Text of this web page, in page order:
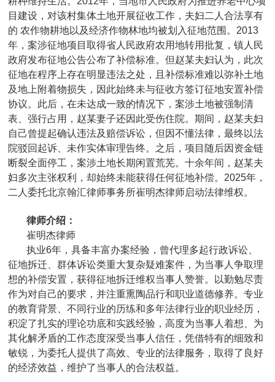
目建设，对该村集体土地开展征收工作，夫妇二人合法享有
的 农作物耕地以及经济作物林地均被划入征地范围。2013
年，案涉征地项目取得省人民政府农用地转用批复，镇人民
政府发布征地公告公布了补偿标准。但赵某夫妇认为，此次
征地在程序上存在明显违法之处，且补偿标准难以弥补土地
及地上附着物损失，因此始终未与征收方签订征地安置补偿
协议。此后，在未达成一致的情况下，案涉土地被强制清
表、强行占用，赵某妻子还因此受伤住院。期间，赵某夫妇
自己曾提起确认违法及赔偿诉讼，但因不懂法律，最终以法
院驳回起诉、未作实体审理告终。之后，项目随后因资金链
断裂全面停工，案涉土地长期闲置荒芜。十余年间，赵某夫
妇多次主张权利，却始终未能获得任何征地补偿。2025年，
二人委托北京翰汇律师事务所崔明杰律师启动法律维权。
律师介绍：
崔明杰律师
执业6年，具备丰富办案经验，曾代理多起行政诉讼、
征地拆迁、群体诉讼类重大复杂疑难案件，为当事人争取理
想的补偿安置，获得征地拆迁维权当事人赞誉。以勤勉尽责
作为对自己的要求，并注重熏陶品行和职业道德修养。专业
的教育背景、不同行业的历练和多年法律行业的职业经历，
积淀了扎实的理论功底和实践经验，高度为当事人着想、为
其化解矛盾的工作态度深受当事人信任，凭借特有的细致和
敏锐，为委托人提供了高效、专业的法律服务，取得了良好
的经济效益，维护了当事人的合法权益。